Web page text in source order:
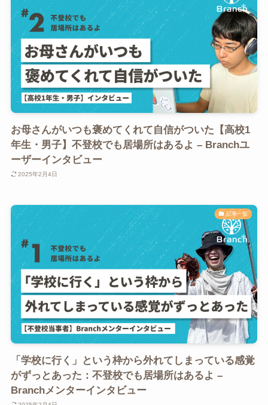
お母さんがいつも褒めてくれて自信がついた【高校1
年生・男子】不登校でも居場所はあるよ – Branchユ
ーザーインタビュー
2025年2月4日
記事一覧
「学校に行く」という枠から外れてしまっている感覚
がずっとあった：不登校でも居場所はあるよ –
Branchメンターインタビュー